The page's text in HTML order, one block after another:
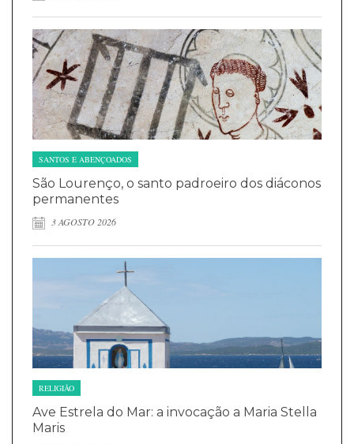
SANTOS E ABENÇOADOS
São Lourenço, o santo padroeiro dos diáconos
permanentes
3 AGOSTO 2026
RELIGIÃO
Ave Estrela do Mar: a invocação a Maria Stella
Maris